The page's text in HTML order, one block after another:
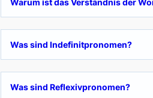
Was sind Indefinitpronomen?
Was sind Reflexivpronomen?